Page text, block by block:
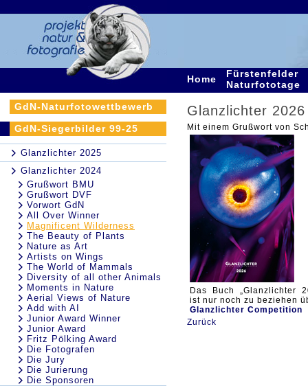
Home
Fürstenfelder
Naturfototage
GdN-Naturfotowettbewerb
GdN-Siegerbilder 99-25
Glanzlichter 2025
Glanzlichter 2024
Grußwort BMU
Grußwort DVF
Vorwort GdN
All Over Winner
Magnificent Wilderness
The Beauty of Plants
Nature as Art
Artists on Wings
The World of Mammals
Diversity of all other Animals
Moments in Nature
Aerial Views of Nature
Add with AI
Junior Award Winner
Junior Award
Fritz Pölking Award
Die Fotografen
Die Jury
Die Jurierung
Die Sponsoren
Glanzlichter 2026
Mit einem Grußwort von
Das Buch „Glanzlichter
ist nur noch zu beziehen
Glanzlichter Competition
Zurück